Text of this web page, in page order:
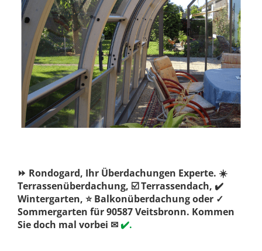
⏩ Rondogard, Ihr Überdachungen Experte. ☀️
Terrassenüberdachung, ☑️ Terrassendach, ✔️
Wintergarten, ⭐ Balkonüberdachung oder ✓
Sommergarten für 90587 Veitsbronn. Kommen
Sie doch mal vorbei ✉✔️.